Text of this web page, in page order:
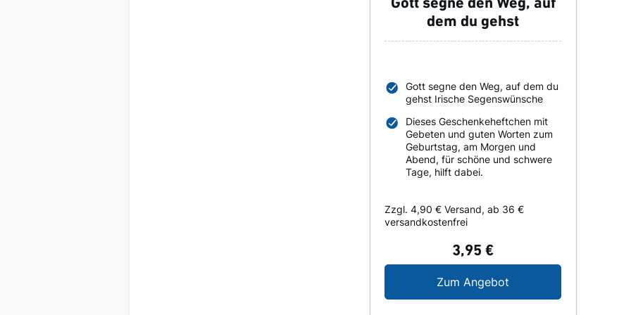
Gott segne den Weg, auf
dem du gehst
Gott segne den Weg, auf dem du
gehst Irische Segenswünsche
Dieses Geschenkeheftchen mit
Gebeten und guten Worten zum
Geburtstag, am Morgen und
Abend, für schöne und schwere
Tage, hilft dabei.
Zzgl. 4,90 € Versand, ab 36 €
versandkostenfrei
3,95 €
Zum Angebot